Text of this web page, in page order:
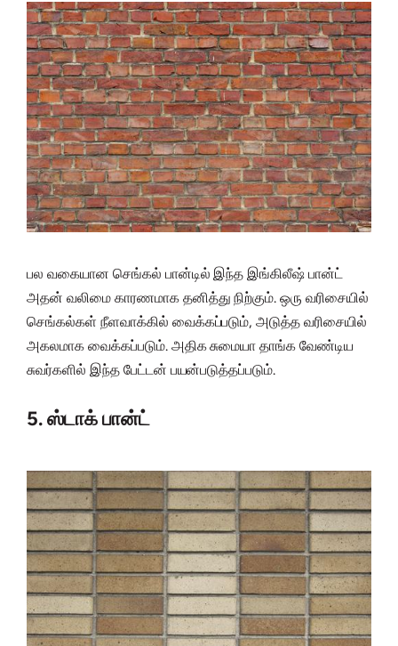
பல வகையான செங்கல் பான்டில் இந்த இங்கிலீஷ் பான்ட்
அதன் வலிமை காரணமாக தனித்து நிற்கும். ஒரு வரிசையில்
செங்கல்கள் நீளவாக்கில் வைக்கப்படும், அடுத்த வரிசையில்
அகலமாக வைக்கப்படும். அதிக சுமையா தாங்க வேண்டிய
சுவர்களில் இந்த பேட்டன் பயன்படுத்தப்படும்.
5. ஸ்டாக் பான்ட்